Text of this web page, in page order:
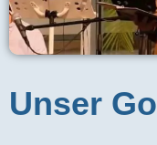
Unser